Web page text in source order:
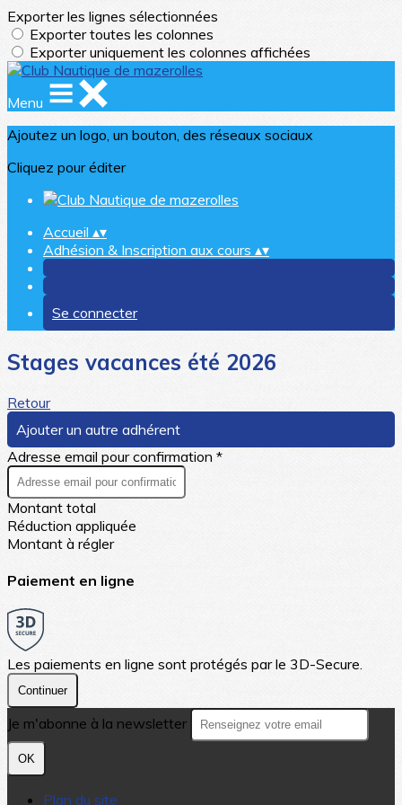
Exporter les lignes sélectionnées
Exporter toutes les colonnes
Exporter uniquement les colonnes affichées
Menu
Ajoutez un logo, un bouton, des réseaux sociaux
Cliquez pour éditer
Accueil ▴▾
Adhésion & Inscription aux cours ▴▾
Se connecter
Stages vacances été 2026
Retour
Ajouter un autre adhérent
Adresse email pour confirmation *
Montant total
Réduction appliquée
Montant à régler
Paiement en ligne
Les paiements en ligne sont protégés par le 3D-Secure.
Continuer
Je m'abonne à la newsletter
OK
Plan du site